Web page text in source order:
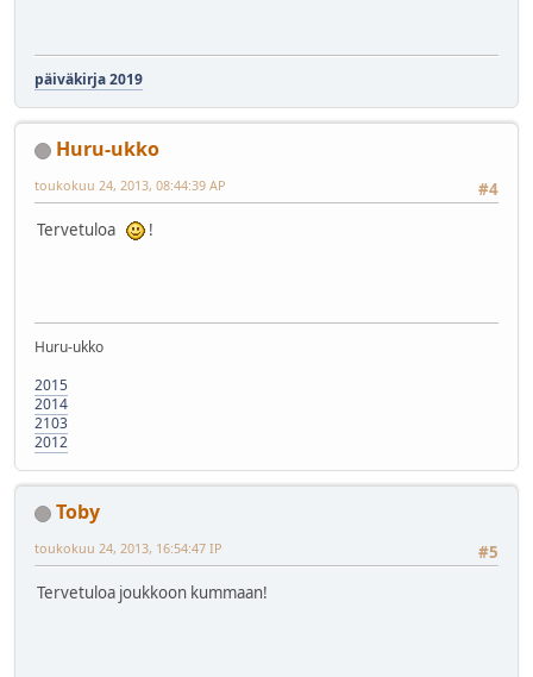
päiväkirja 2019
Huru-ukko
#4
toukokuu 24, 2013, 08:44:39 AP
Tervetuloa !
Huru-ukko
2015
2014
2103
2012
Toby
#5
toukokuu 24, 2013, 16:54:47 IP
Tervetuloa joukkoon kummaan!